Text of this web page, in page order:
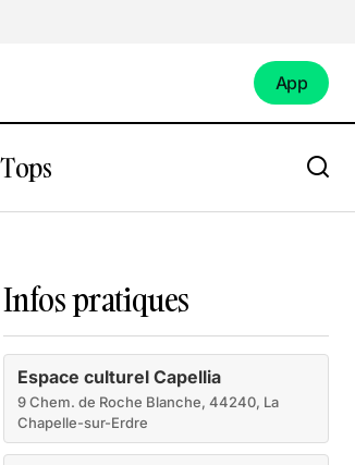
App
Tops
Infos pratiques
Espace culturel Capellia
9 Chem. de Roche Blanche, 44240, La
Chapelle-sur-Erdre